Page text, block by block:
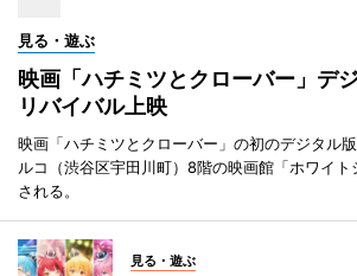
見る・遊ぶ
映画「ハチミツとクローバー」デ
リバイバル上映
映画「ハチミツとクローバー」の初のデジタル
ルコ（渋谷区宇田川町）8階の映画館「ホワイ
される。
見る・遊ぶ